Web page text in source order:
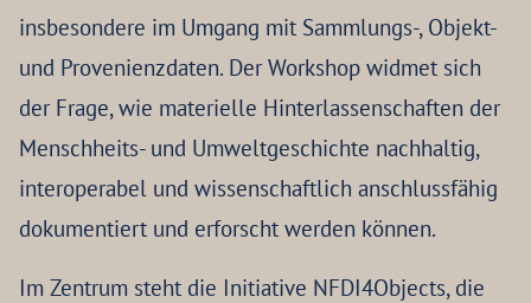
insbesondere im Umgang mit Sammlungs-, Objekt-
und Provenienzdaten. Der Workshop widmet sich
der Frage, wie materielle Hinterlassenschaften der
Menschheits- und Umweltgeschichte nachhaltig,
interoperabel und wissenschaftlich anschlussfähig
dokumentiert und erforscht werden können.
Im Zentrum steht die Initiative NFDI4Objects, die